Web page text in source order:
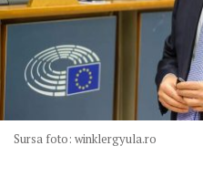
Sursa foto: winklergyula.ro